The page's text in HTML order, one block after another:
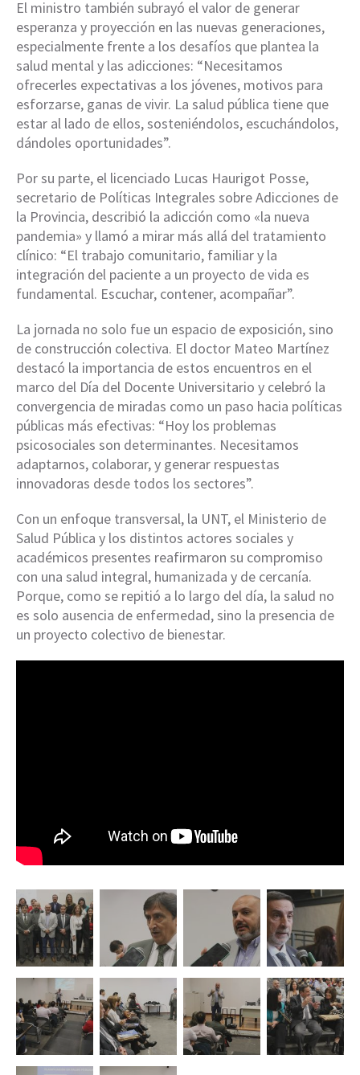
El ministro también subrayó el valor de generar
esperanza y proyección en las nuevas generaciones,
especialmente frente a los desafíos que plantea la
salud mental y las adicciones: “Necesitamos
ofrecerles expectativas a los jóvenes, motivos para
esforzarse, ganas de vivir. La salud pública tiene que
estar al lado de ellos, sosteniéndolos, escuchándolos,
dándoles oportunidades”.
Por su parte, el licenciado Lucas Haurigot Posse,
secretario de Políticas Integrales sobre Adicciones de
la Provincia, describió la adicción como «la nueva
pandemia» y llamó a mirar más allá del tratamiento
clínico: “El trabajo comunitario, familiar y la
integración del paciente a un proyecto de vida es
fundamental. Escuchar, contener, acompañar”.
La jornada no solo fue un espacio de exposición, sino
de construcción colectiva. El doctor Mateo Martínez
destacó la importancia de estos encuentros en el
marco del Día del Docente Universitario y celebró la
convergencia de miradas como un paso hacia políticas
públicas más efectivas: “Hoy los problemas
psicosociales son determinantes. Necesitamos
adaptarnos, colaborar, y generar respuestas
innovadoras desde todos los sectores”.
Con un enfoque transversal, la UNT, el Ministerio de
Salud Pública y los distintos actores sociales y
académicos presentes reafirmaron su compromiso
con una salud integral, humanizada y de cercanía.
Porque, como se repitió a lo largo del día, la salud no
es solo ausencia de enfermedad, sino la presencia de
un proyecto colectivo de bienestar.